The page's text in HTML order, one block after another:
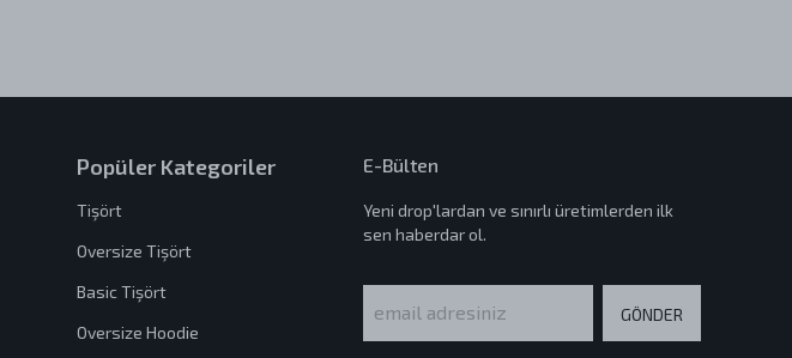
Popüler Kategoriler
Tişört
Oversize Tişört
Basic Tişört
Oversize Hoodie
E-Bülten
Yeni drop'lardan ve sınırlı üretimlerden ilk
sen haberdar ol.
GÖNDER